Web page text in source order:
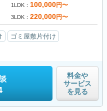
1LDK 100,000円〜
3LDK 220,000円〜
ゴミ屋敷片付け
料金や
サービス
を見る